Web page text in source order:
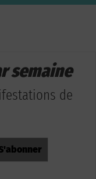
semaine
de